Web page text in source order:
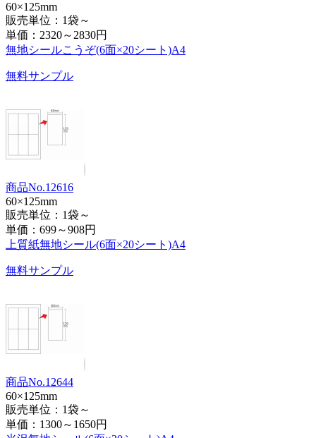
60×125mm
販売単位：1袋～
単価： 2320～2830円
無地シールこうぞ(6面×20シート)A4
無料サンプル
商品No.12616
60×125mm
販売単位：1袋～
単価： 699～908円
上質紙無地シール(6面×20シート)A4
無料サンプル
商品No.12644
60×125mm
販売単位：1袋～
単価： 1300～1650円